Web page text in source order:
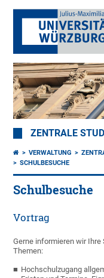
ZENTRALE
VERWALTUNG
SCHULBESUCHE
Schulbesuche
Vortrag
Gerne informieren wir Ihre
Themen:
Hochschulzugang